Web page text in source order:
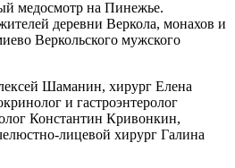
медосмотр на Пинежье.
деревни Веркола, монахов и
Веркольского мужского
Шаманин, хирург Елена
и гастроэнтеролог
Константин Кривонкин,
лицевой хирург Галина